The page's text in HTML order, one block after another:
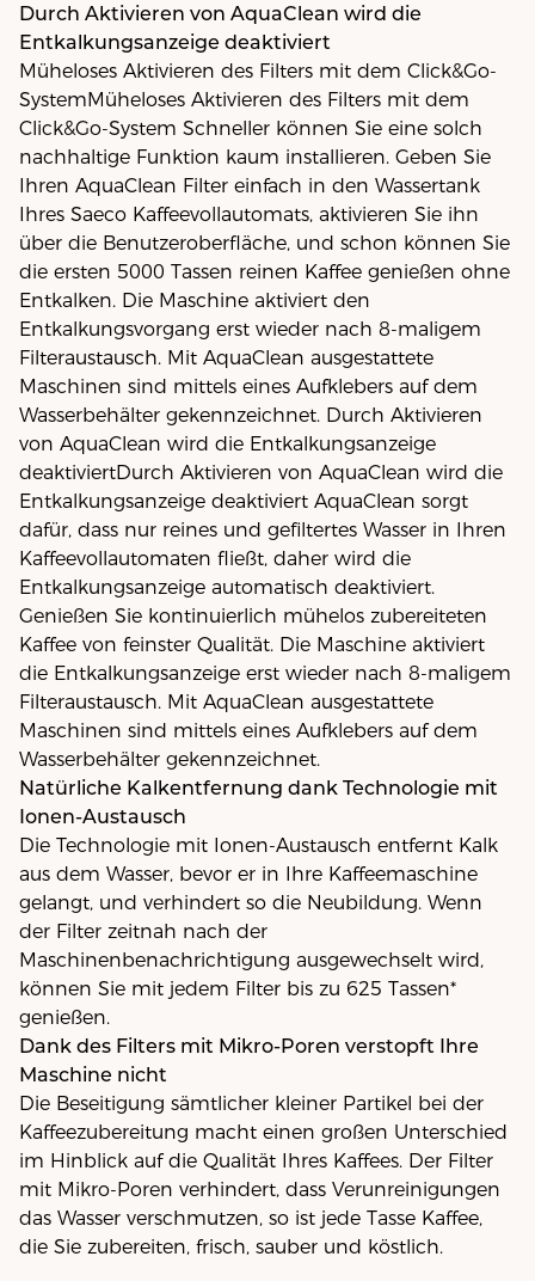
Durch Aktivieren von AquaClean wird die
Entkalkungsanzeige deaktiviert
Müheloses Aktivieren des Filters mit dem Click&Go-
SystemMüheloses Aktivieren des Filters mit dem
Click&Go-System Schneller können Sie eine solch
nachhaltige Funktion kaum installieren. Geben Sie
Ihren AquaClean Filter einfach in den Wassertank
Ihres Saeco Kaffeevollautomats, aktivieren Sie ihn
über die Benutzeroberfläche, und schon können Sie
die ersten 5000 Tassen reinen Kaffee genießen ohne
Entkalken. Die Maschine aktiviert den
Entkalkungsvorgang erst wieder nach 8-maligem
Filteraustausch. Mit AquaClean ausgestattete
Maschinen sind mittels eines Aufklebers auf dem
Wasserbehälter gekennzeichnet. Durch Aktivieren
von AquaClean wird die Entkalkungsanzeige
deaktiviertDurch Aktivieren von AquaClean wird die
Entkalkungsanzeige deaktiviert AquaClean sorgt
dafür, dass nur reines und gefiltertes Wasser in Ihren
Kaffeevollautomaten fließt, daher wird die
Entkalkungsanzeige automatisch deaktiviert.
Genießen Sie kontinuierlich mühelos zubereiteten
Kaffee von feinster Qualität. Die Maschine aktiviert
die Entkalkungsanzeige erst wieder nach 8-maligem
Filteraustausch. Mit AquaClean ausgestattete
Maschinen sind mittels eines Aufklebers auf dem
Wasserbehälter gekennzeichnet.
Natürliche Kalkentfernung dank Technologie mit
Ionen-Austausch
Die Technologie mit Ionen-Austausch entfernt Kalk
aus dem Wasser, bevor er in Ihre Kaffeemaschine
gelangt, und verhindert so die Neubildung. Wenn
der Filter zeitnah nach der
Maschinenbenachrichtigung ausgewechselt wird,
können Sie mit jedem Filter bis zu 625 Tassen*
genießen.
Dank des Filters mit Mikro-Poren verstopft Ihre
Maschine nicht
Die Beseitigung sämtlicher kleiner Partikel bei der
Kaffeezubereitung macht einen großen Unterschied
im Hinblick auf die Qualität Ihres Kaffees. Der Filter
mit Mikro-Poren verhindert, dass Verunreinigungen
das Wasser verschmutzen, so ist jede Tasse Kaffee,
die Sie zubereiten, frisch, sauber und köstlich.